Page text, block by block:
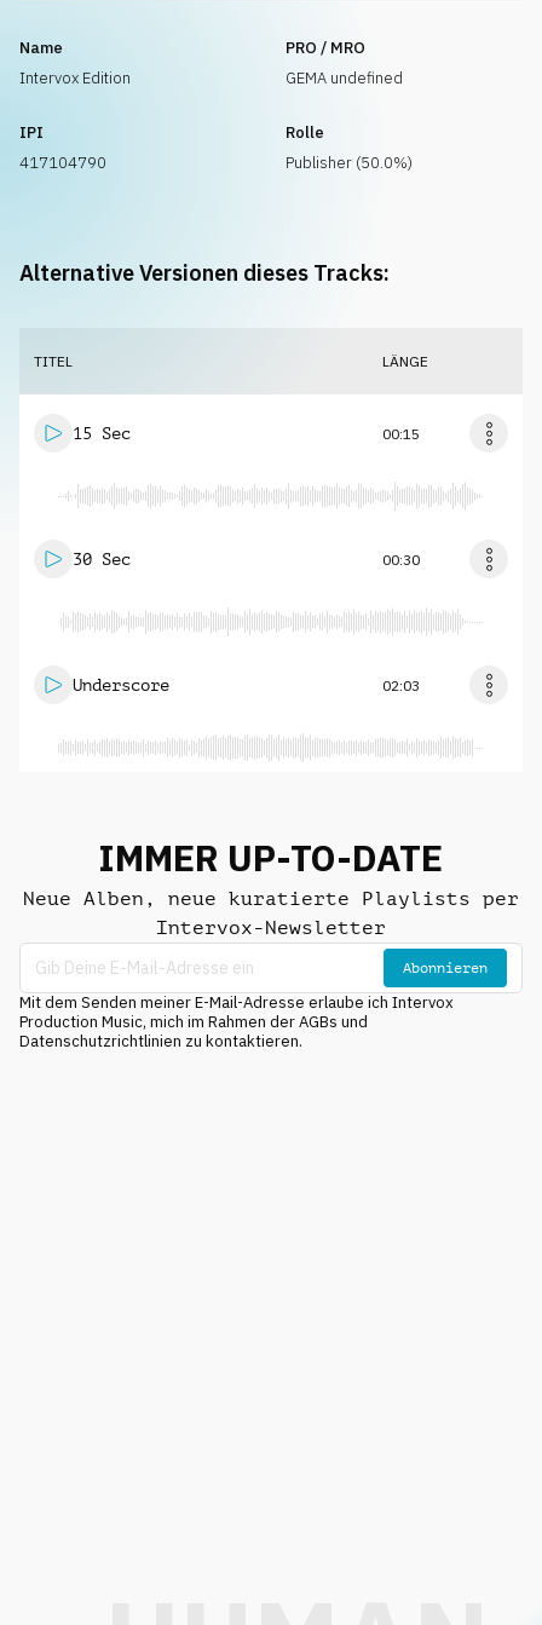
Name
Intervox Edition
PRO / MRO
GEMA undefined
IPI
417104790
Rolle
Publisher (50.0%)
Alternative Versionen dieses Tracks:
TITEL LÄNGE
15 Sec 00:15
30 Sec 00:30
Underscore 02:03
IMMER UP-TO-DATE
Neue Alben, neue kuratierte Playlists per
Intervox-Newsletter
Abonnieren
Mit dem Senden meiner E-Mail-Adresse erlaube ich Intervox
Production Music, mich im Rahmen der AGBs und
Datenschutzrichtlinien zu kontaktieren.